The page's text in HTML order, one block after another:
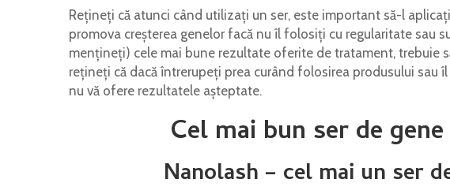
Rețineți că atunci când utilizați un ser, este important să-l
promova creșterea genelor facă nu îl folosiți cu regularitate sau
mențineți) cele mai bune rezultate oferite de tratament, trebuie
rețineți că dacă întrerupeți prea curând folosirea produsului sau
nu vă ofere rezultatele așteptate.
Cel mai bun ser de
Nanolash – cel mai un ser